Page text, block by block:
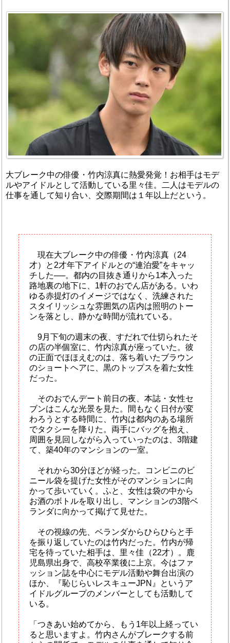
大ブレーク中の俳優・竹内涼真に熱愛発覚！お相手はモデ
ルやアイドルとして活動している里々佳。二人はモデルの
仕事を通して知り合い、交際期間は１年以上だという。
現在大ブレーク中の俳優・竹内涼真（24
才）と2才年下アイドルとの“連泊愛”をキャッ
チした──。都内の目抜き通りから1本入った
路地裏の地下に、1軒のおでん店がある。いわ
ゆる赤提灯のイメージではなく、洗練された
スタイリッシュな雰囲気の店内は照明のトー
ンを落とし、静かな時間が流れている。
9月下旬の週末の夜、すだれで仕切られたそ
の店の半個室に、竹内涼真が座っていた。彼
の正面でほほえむのは、落ち着いたブラウン
のショートヘアに、黒のトップスを着た女性
だった。
そのおでんデート前日の夜、本誌・女性セ
ブンはこんな光景を見た。間もなく日付が変
わろうとする時間に、竹内は都内のある場所
でタクシーを降りた。両手にバッグを抱え、
周囲を見回しながら入っていったのは、3階建
て、築40年のマンションの一室。
それから30分ほどが経った。コンビニのビ
ニール袋を提げた女性がそのマンションに向
かって歩いていく。ふと、女性は袋の中から
お酒のボトルを取り出し、マンションの3階ベ
ランダに向かって掲げて見せた。
その視線の先、ベランダからひらひらと手
を振り返していたのは竹内だった。竹内が帰
宅を待っていた相手は、里々佳（22才）。鹿
児島県出身で、高校卒業後に上京。今はファ
ッション誌を中心にモデル活動や舞台出演の
ほか、『恥じらいレスキューJPN』というア
イドルグループのメンバーとしても活動して
いる。
「つきあい始めてから、もう1年以上経ってい
ると思いますよ。竹内さんがブレークする前